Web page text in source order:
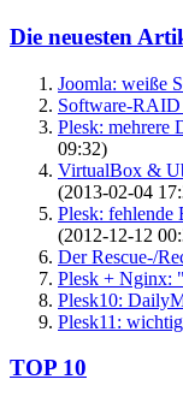
Die neuesten
Joomla: weiße
Software-RAID
Plesk: mehrere
09:32)
VirtualBox &
(2013-02-04
Plesk: fehlende
(2012-12-12
Der Rescue-/
Plesk + Nginx:
Plesk10:
Plesk11:
TOP 10